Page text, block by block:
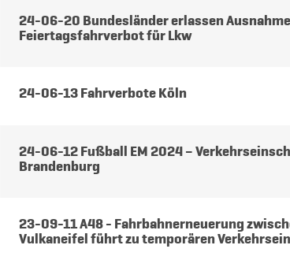
24-06-20 Bundesländer erlassen
Feiertagsfahrverbot für Lkw
24-06-13 Fahrverbote Köln
24-06-12 Fußball EM 2024 –
Brandenburg
23-09-11 A48 - Fahrbahnerneuerung
Vulkaneifel führt zu temporären